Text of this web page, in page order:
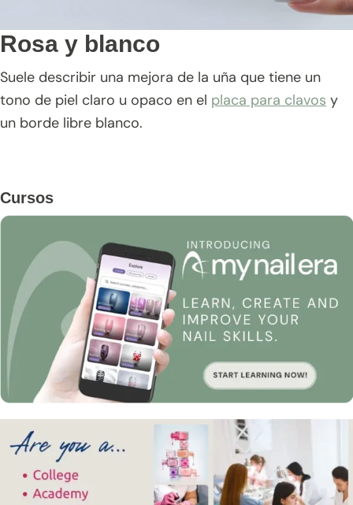
Rosa y blanco
Suele describir una mejora de la uña que tiene un
tono de piel claro u opaco en el placa para clavos y
un borde libre blanco.
Barra
lateral
principal
Cursos